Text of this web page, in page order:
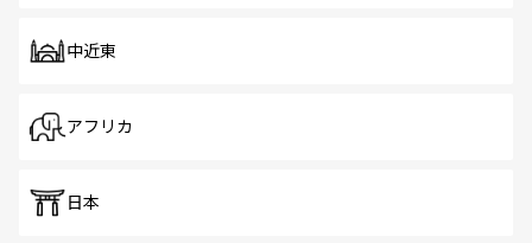
中近東
アフリカ
日本